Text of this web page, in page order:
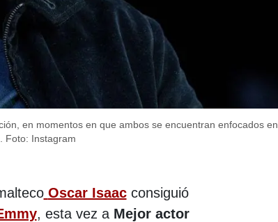
en momentos en que ambos se encuentran enfocados en
Foto: Instagram
Oscar Isaac consiguió
, esta vez a Mejor actor